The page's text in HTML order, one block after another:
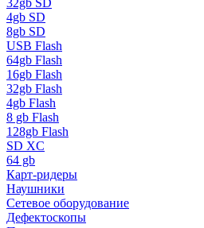
32gb SD
4gb SD
8gb SD
USB Flash
64gb Flash
16gb Flash
32gb Flash
4gb Flash
8 gb Flash
128gb Flash
SD XC
64 gb
Карт-ридеры
Наушники
Сетевое оборудование
Дефектоскопы